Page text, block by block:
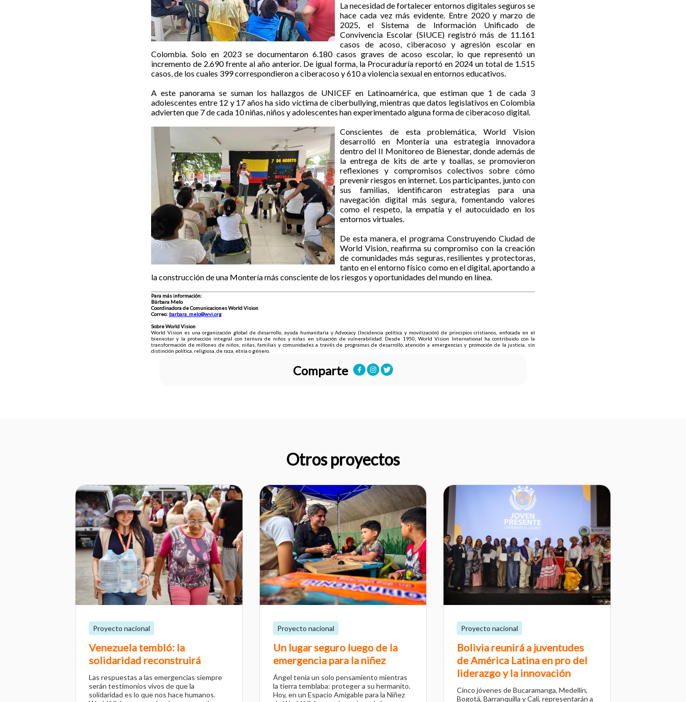
La necesidad de fortalecer entornos digitales seguros se
hace cada vez más evidente. Entre 2020 y marzo de
2025, el Sistema de Información Unificado de
Convivencia Escolar (SIUCE) registró más de 11.161
casos de acoso, ciberacoso y agresión escolar en
Colombia. Solo en 2023 se documentaron 6.180 casos graves de acoso escolar, lo que representó un
incremento de 2.690 frente al año anterior. De igual forma, la Procuraduría reportó en 2024 un total de 1.515
casos, de los cuales 399 correspondieron a ciberacoso y 610 a violencia sexual en entornos educativos.
A este panorama se suman los hallazgos de UNICEF en Latinoamérica, que estiman que 1 de cada 3
adolescentes entre 12 y 17 años ha sido víctima de ciberbullying, mientras que datos legislativos en Colombia
advierten que 7 de cada 10 niñas, niños y adolescentes han experimentado alguna forma de ciberacoso digital.
Conscientes de esta problemática, World Vision
desarrolló en Montería una estrategia innovadora
dentro del II Monitoreo de Bienestar, donde además de
la entrega de kits de arte y toallas, se promovieron
reflexiones y compromisos colectivos sobre cómo
prevenir riesgos en internet. Los participantes, junto con
sus familias, identificaron estrategias para una
navegación digital más segura, fomentando valores
como el respeto, la empatía y el autocuidado en los
entornos virtuales.
De esta manera, el programa Construyendo Ciudad de
World Vision, reafirma su compromiso con la creación
de comunidades más seguras, resilientes y protectoras,
tanto en el entorno físico como en el digital, aportando a
la construcción de una Montería más consciente de los riesgos y oportunidades del mundo en línea.
Para más información:
Bárbara Melo
Coordinadora de Comunicaciones World Vision
Correo: barbara_melo@wvi.org
Sobre World Vision
World Vision es una organización global de desarrollo, ayuda humanitaria y Advocacy (Incidencia política y movilización) de principios cristianos, enfocada en el
bienestar y la protección integral con ternura de niños y niñas en situación de vulnerabilidad. Desde 1950, World Vision International ha contribuido con la
transformación de millones de niños, niñas, familias y comunidades a través de programas de desarrollo, atención a emergencias y promoción de la justicia, sin
distinción política, religiosa, de raza, etnia o género.
Comparte
Otros proyectos
Proyecto nacional
Venezuela tembló: la
solidaridad reconstruirá
Las respuestas a las emergencias siempre
serán testimonios vivos de que la
solidaridad es lo que nos hace humanos.
Proyecto nacional
Un lugar seguro luego de la
emergencia para la niñez
Ángel tenía un solo pensamiento mientras
la tierra temblaba: proteger a su hermanito.
Hoy, en un Espacio Amigable para la Niñez
Proyecto nacional
Bolivia reunirá a juventudes
de América Latina en pro del
liderazgo y la innovación
Cinco jóvenes de Bucaramanga, Medellín,
Bogotá, Barranquilla y Cali, representarán a